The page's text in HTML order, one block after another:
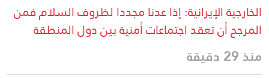
الخارجية الإيرانية: إذا عدنا مجددا لظروف السلام فمن
المرجح أن تعقد اجتماعات أمنية بين دول المنطقة
منذ 29 دقيقة